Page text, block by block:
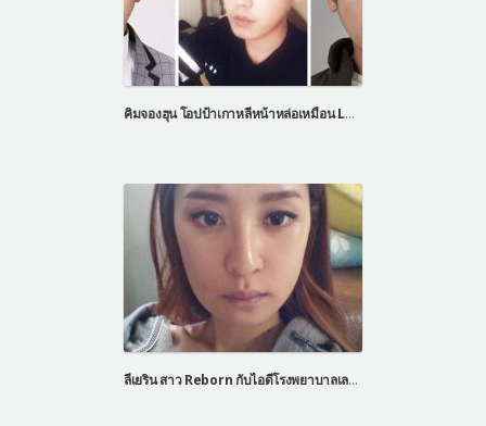
คิมจองฮุน โอปป้าเกาหลีหน้าหล่อเหมือน Let Me In
ลีเยริน สาว Reborn กับไอดีโรงพยาบาลเลทมีอิน